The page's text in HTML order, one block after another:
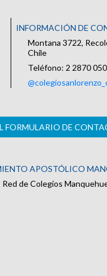
INFORMACIÓN DE
Montana 3722,
Chile
Teléfono: 2 2870
FORMULARIO DE
APOSTÓLICO
Red de Colegios